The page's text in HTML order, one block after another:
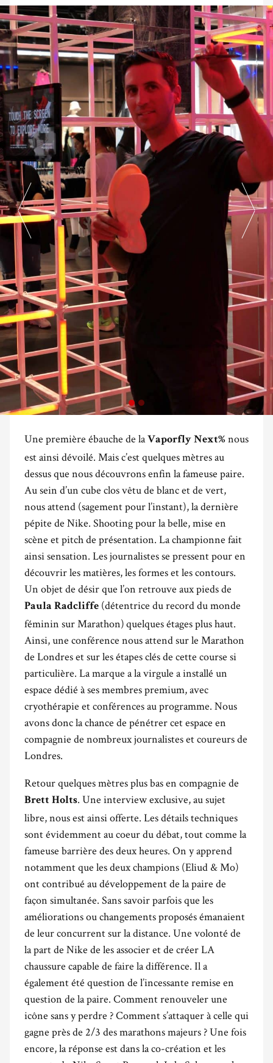
Une première ébauche de la Vaporfly Next% nous
est ainsi dévoilé. Mais c’est quelques mètres au
dessus que nous découvrons enfin la fameuse paire.
Au sein d’un cube clos vêtu de blanc et de vert,
nous attend (sagement pour l’instant), la dernière
pépite de Nike. Shooting pour la belle, mise en
scène et pitch de présentation. La championne fait
ainsi sensation. Les journalistes se pressent pour en
découvrir les matières, les formes et les contours.
Un objet de désir que l’on retrouve aux pieds de
Paula Radcliffe (détentrice du record du monde
féminin sur Marathon) quelques étages plus haut.
Ainsi, une conférence nous attend sur le Marathon
de Londres et sur les étapes clés de cette course si
particulière. La marque a la virgule a installé un
espace dédié à ses membres premium, avec
cryothérapie et conférences au programme. Nous
avons donc la chance de pénétrer cet espace en
compagnie de nombreux journalistes et coureurs de
Londres.
Retour quelques mètres plus bas en compagnie de
Brett Holts. Une interview exclusive, au sujet
libre, nous est ainsi offerte. Les détails techniques
sont évidemment au coeur du débat, tout comme la
fameuse barrière des deux heures. On y apprend
notamment que les deux champions (Eliud & Mo)
ont contribué au développement de la paire de
façon simultanée. Sans savoir parfois que les
améliorations ou changements proposés émanaient
de leur concurrent sur la distance. Une volonté de
la part de Nike de les associer et de créer LA
chaussure capable de faire la différence. Il a
également été question de l’incessante remise en
question de la paire. Comment renouveler une
icône sans y perdre ? Comment s’attaquer à celle qui
gagne près de 2/3 des marathons majeurs ? Une fois
encore, la réponse est dans la co-création et les